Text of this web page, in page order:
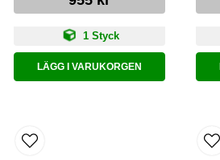
1 Styck
LÄGG I VARUKORGEN